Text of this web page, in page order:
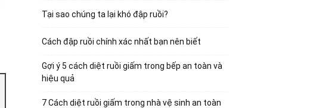
Tại sao chúng ta lại khó đập ruồi?
Cách đập ruồi chính xác nhất bạn nên biết
Gợi ý 5 cách diệt ruồi giấm trong bếp an toàn và
hiệu quả
7 Cách diệt ruồi giấm trong nhà vệ sinh an toàn